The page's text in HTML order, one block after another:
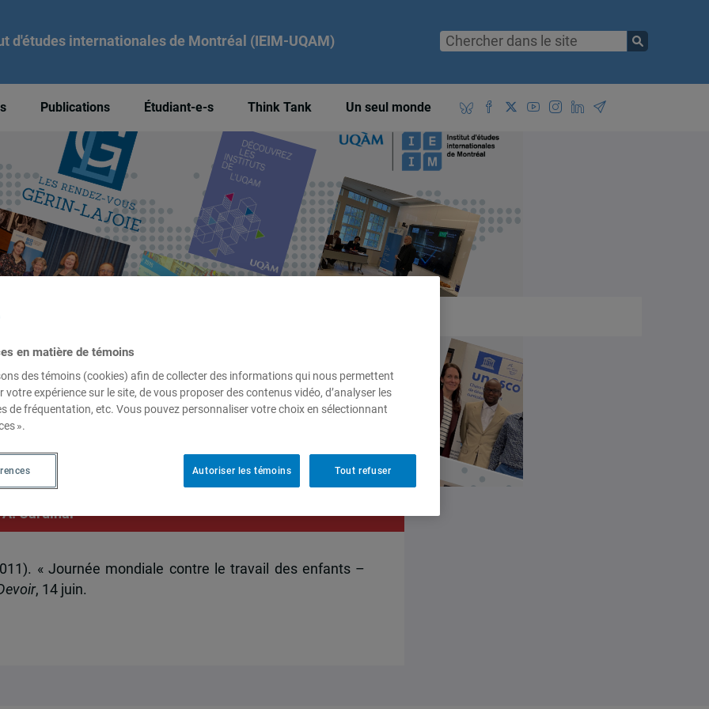
d'études internationales de Montréal (IEIM-UQAM)
Publications Étudiant-e-s Think Tank Un seul monde
le travail des enfants –
»
A. Cardinal
« Journée mondiale contre le travail des enfants –
, 14 juin.
en matière de témoins
des témoins (cookies) afin de collecter des informations qui nous permettent
votre expérience sur le site, de vous proposer des contenus vidéo, d’analyser les
de fréquentation, etc. Vous pouvez personnaliser votre choix en sélectionnant
».
Tout refuser
Autoriser les témoins